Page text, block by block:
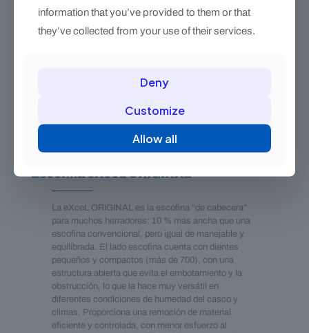
Escofina eXceL ORIGINAL
La eXceL ORIGINAL es la escofina “de cabecera”
para muchos herradores: 10 % más ancha que una
escofina convencional, pero igual de manejable y
equilibrada. El lado escofina cuenta con dientes
pequeños y compactos (más de 700), con una
estructura abierta que evita el embotamiento y la
obstrucción, lo que la hace muy versátil en
diferentes condiciones de humedad del casco y
climas. Proporciona una remoción de material
eficiente y controlada, con menor esfuerzo al
information that you’ve provided to them or that
they’ve collected from your use of their services.
Deny
Customize
Allow all